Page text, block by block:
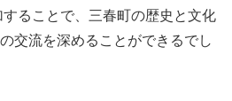
ることで、三春町の歴史と文化
交流を深めることができるでし